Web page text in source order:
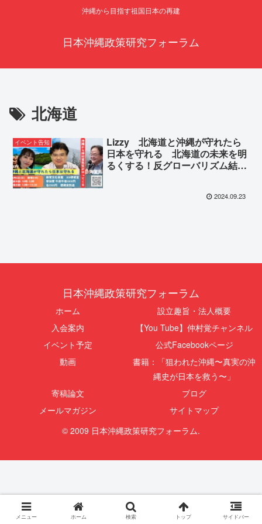
沖縄から目指す祖国日本の再建
日本沖縄政策研究フォーラム
北海道
イベント告知
Lizzy 北海道と沖縄が守れたら
日本を守れる 北海道の未来を明
るくする！反グローバリズム結
2024.09.23
日本沖縄政策研究フォーラム
ホーム
設立趣旨・法人概要
入会案内
【You Tube】仲村覚チャンネル
イベント予定
公式Facebookページ
動画
書籍：「狙われた沖縄〜真実の沖
縄史が日本を救う〜」
寄稿論文
ブログ
メールマガジン
サイトマップ
© 2009 日本沖縄政策研究フォーラム.
メニュー ホーム 検索 トップ サイドバー